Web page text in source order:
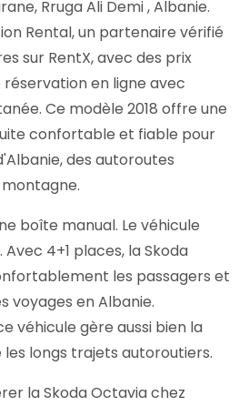
Rruga Ali Demi , Albanie.
Rental, un partenaire vérifié
sur RentX, avec des prix
en ligne avec
Ce modèle 2018 offre une
confortable et fiable pour
des autoroutes
boîte manual. Le véhicule
4+1 places, la Skoda
les passagers et
voyages en Albanie.
véhicule gère aussi bien la
longs trajets autoroutiers.
la Skoda Octavia chez